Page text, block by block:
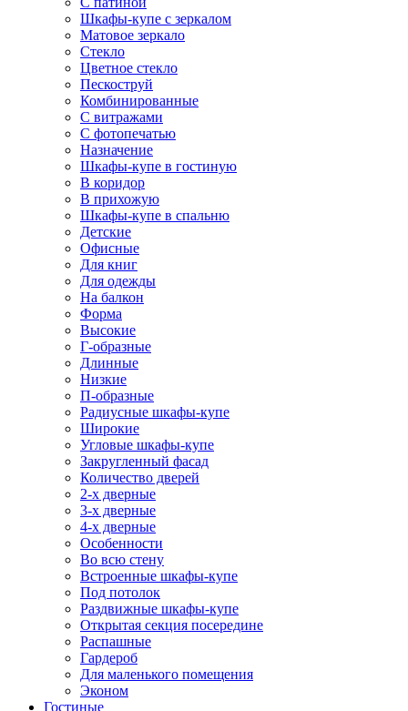
Шкафы-купе с зеркалом
Матовое зеркало
Стекло
Цветное стекло
Пескоструй
Комбинированные
С витражами
С фотопечатью
Назначение
Шкафы-купе в гостиную
В коридор
В прихожую
Шкафы-купе в спальню
Детские
Офисные
Для книг
Для одежды
На балкон
Форма
Высокие
Г-образные
Длинные
Низкие
П-образные
Радиусные шкафы-купе
Широкие
Угловые шкафы-купе
Закругленный фасад
Количество дверей
2-х дверные
3-х дверные
4-х дверные
Особенности
Во всю стену
Встроенные шкафы-купе
Под потолок
Раздвижные шкафы-купе
Открытая секция посередине
Распашные
Гардероб
Для маленького помещения
Эконом
Гостиные